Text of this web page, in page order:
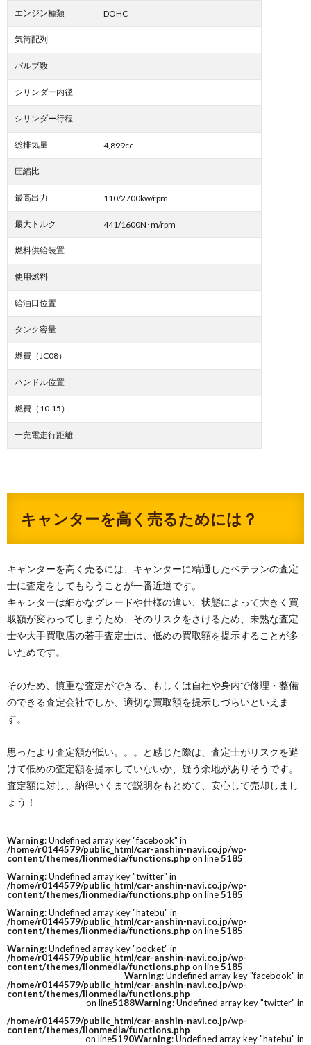
エンジン種類 DOHC
気筒配列
バルブ数
シリンダー内径
シリンダー行程
総排気量 4,899cc
圧縮比
最高出力 110/2700kw/rpm
最大トルク 441/1600N･m/rpm
燃料供給装置
使用燃料
給油口位置
タンク容量
燃費（JC08）
ハンドル位置
燃費（10.15）
一充電走行距離
キャンターを高く売るためには？
キャンターを高く売るには、キャンターに精通したベテランの査定
士に査定をしてもらうことが一番近道です。
キャンターは細かなグレードや仕様の違い、状態によって大きく買
取額が変わってしまうため、そのリスクをさけるため、未熟な査定
士や大手買取店の若手査定士は、低めの買取額を提示することが多
いためです。
そのため、慎重な査定ができる、もしくは自社や身内で修理・整備
のできる査定会社でしか、適切な買取額を提示しづらいといえま
す。
思ったより査定額が低い。。。と感じた際は、査定士がリスクを避
けて低めの査定額を提示していないか、疑う余地がありそうです。
査定額に対し、納得いくまで説明をもとめて、安心して売却しまし
ょう！
Warning: Undefined array key "facebook" in
/home/r0144579/public_html/car-anshin-navi.co.jp/wp-
content/themes/lionmedia/functions.php on line5185
Warning: Undefined array key "twitter" in
/home/r0144579/public_html/car-anshin-navi.co.jp/wp-
content/themes/lionmedia/functions.php on line5185
Warning: Undefined array key "hatebu" in
/home/r0144579/public_html/car-anshin-navi.co.jp/wp-
content/themes/lionmedia/functions.php on line5185
Warning: Undefined array key "pocket" in
/home/r0144579/public_html/car-anshin-navi.co.jp/wp-
content/themes/lionmedia/functions.php on line5185
Warning: Undefined array key "facebook" in
/home/r0144579/public_html/car-anshin-navi.co.jp/wp-
content/themes/lionmedia/functions.php
on line5188Warning: Undefined array key "twitter" in
/home/r0144579/public_html/car-anshin-navi.co.jp/wp-
content/themes/lionmedia/functions.php
on line5190Warning: Undefined array key "hatebu" in